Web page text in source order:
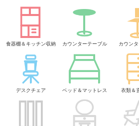
食器棚＆キッチン収納 カウンターテーブル カウン
デスクチェア ベッド＆マットレス 衣類＆